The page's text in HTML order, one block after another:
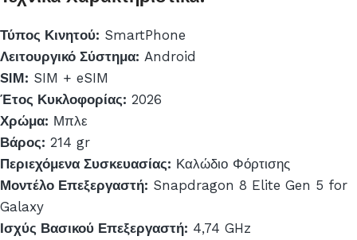
Τύπος Κινητού: SmartPhone
Λειτουργικό Σύστημα: Android
SIM: SIM + eSIM
Έτος Κυκλοφορίας: 2026
Χρώμα: Μπλε
Βάρος: 214 gr
Περιεχόμενα Συσκευασίας: Καλώδιο Φόρτισης
Μοντέλο Επεξεργαστή: Snapdragon 8 Elite Gen 5 for
Galaxy
Ισχύς Βασικού Επεξεργαστή: 4,74 GHz